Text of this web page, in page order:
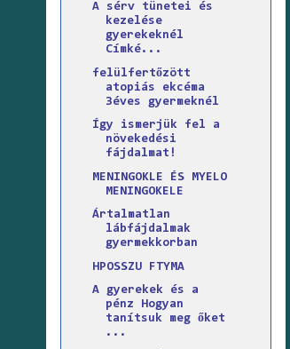
A sérv tünetei és
kezelése
gyerekeknél
Címké...
felülfertőzött
atopiás ekcéma
3éves gyermeknél
Így ismerjük fel a
növekedési
fájdalmat!
MENINGOKLE ÉS MYELO
MENINGOKELE
Ártalmatlan
lábfájdalmak
gyermekkorban
HPOSSZU FTYMA
A gyerekek és a
pénz Hogyan
tanítsuk meg őket
...